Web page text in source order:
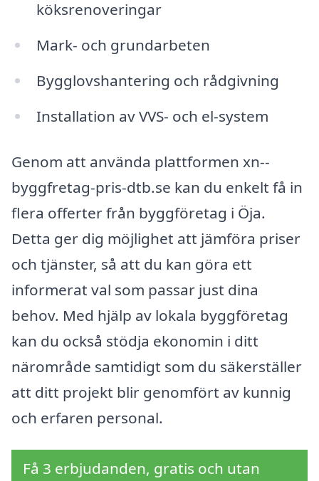
köksrenoveringar
Mark- och grundarbeten
Bygglovshantering och rådgivning
Installation av VVS- och el-system
Genom att använda plattformen xn--
byggfretag-pris-dtb.se kan du enkelt få in
flera offerter från byggföretag i Öja.
Detta ger dig möjlighet att jämföra priser
och tjänster, så att du kan göra ett
informerat val som passar just dina
behov. Med hjälp av lokala byggföretag
kan du också stödja ekonomin i ditt
närområde samtidigt som du säkerställer
att ditt projekt blir genomfört av kunnig
och erfaren personal.
Få 3 erbjudanden, gratis och utan